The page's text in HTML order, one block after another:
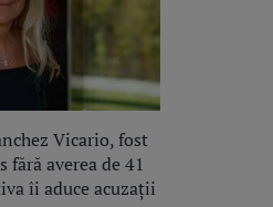
Vicario, fost
fără averea de 41
îi aduce acuzații